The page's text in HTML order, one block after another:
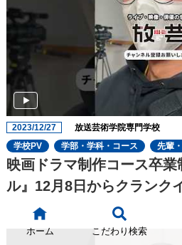
2023/12/27 放送芸術学院専門学校
学校PV
学部・学科・コース 先輩
映画ドラマ制作コース卒
ル』12月8日からクランク
ホーム こだわり検索